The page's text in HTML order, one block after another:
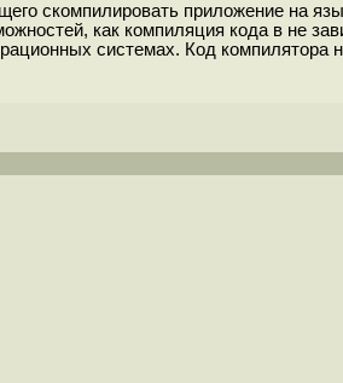
скомпилировать приложение на
как компиляция кода в не
системах. Код компилятора